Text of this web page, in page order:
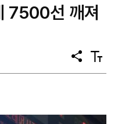
7500선 깨져
공
유
텍
스